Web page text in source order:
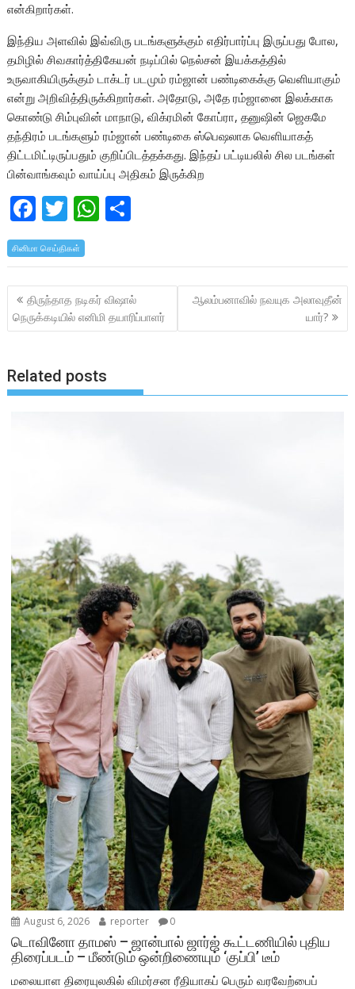
என்கிறார்கள்.
இந்திய அளவில் இவ்விரு படங்களுக்கும் எதிர்பார்ப்பு இருப்பது போல,
தமிழில் சிவகார்த்திகேயன் நடிப்பில் நெல்சன் இயக்கத்தில்
உருவாகியிருக்கும் டாக்டர் படமும் ரம்ஜான் பண்டிகைக்கு வெளியாகும்
என்று அறிவித்திருக்கிறார்கள். அதோடு, அதே ரம்ஜானை இலக்காக
கொண்டு சிம்புவின் மாநாடு, விக்ரமின் கோப்ரா, தனுஷின் ஜெகமே
தந்திரம் படங்களும் ரம்ஜான் பண்டிகை ஸ்பெஷலாக வெளியாகத்
திட்டமிட்டிருப்பதும் குறிப்பிடத்தக்கது. இந்தப் பட்டியலில் சில படங்கள்
பின்வாங்கவும் வாய்ப்பு அதிகம் இருக்கிற
F
ac
e
b
o
o
T
w
itt
er
W
at
s
A
p
ar
e
சினிமா செய்திகள்
Post
navigation
திருந்தாத நடிகர் விஷால்
நெருக்கடியில் எனிமி தயாரிப்பாளர்
ஆலம்பனாவில் நவயுக அலாவுதீன்
யார்?
Related posts
August 6, 2026 reporter 0
டொவினோ தாமஸ் – ஜான்பால் ஜார்ஜ் கூட்டணியில் புதிய
திரைப்படம் – மீண்டும் ஒன்றிணையும் ‘குப்பி’ டீம்
மலையாள திரையுலகில் விமர்சன ரீதியாகப் பெரும் வரவேற்பைப்